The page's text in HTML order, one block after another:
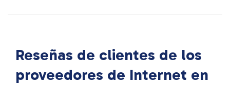
Reseñas de clientes de los
proveedores de Internet en